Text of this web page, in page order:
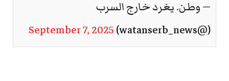
— وطن. يغرد خارج السرب
(@watanserb_news)
September 7, 2025